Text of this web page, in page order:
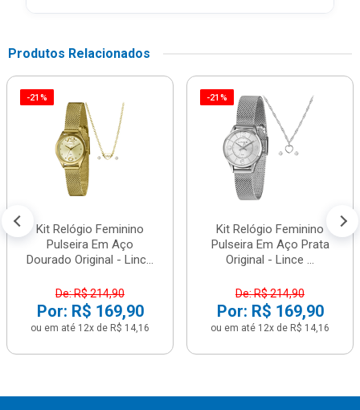
Produtos Relacionados
-21%
Kit Relógio Feminino
Pulseira Em Aço
Dourado Original - Linc...
De: R$ 214,90
Por: R$ 169,90
ou em até 12x de R$ 14,16
-21%
Kit Relógio Feminino
Pulseira Em Aço Prata
Original - Lince ...
De: R$ 214,90
Por: R$ 169,90
ou em até 12x de R$ 14,16